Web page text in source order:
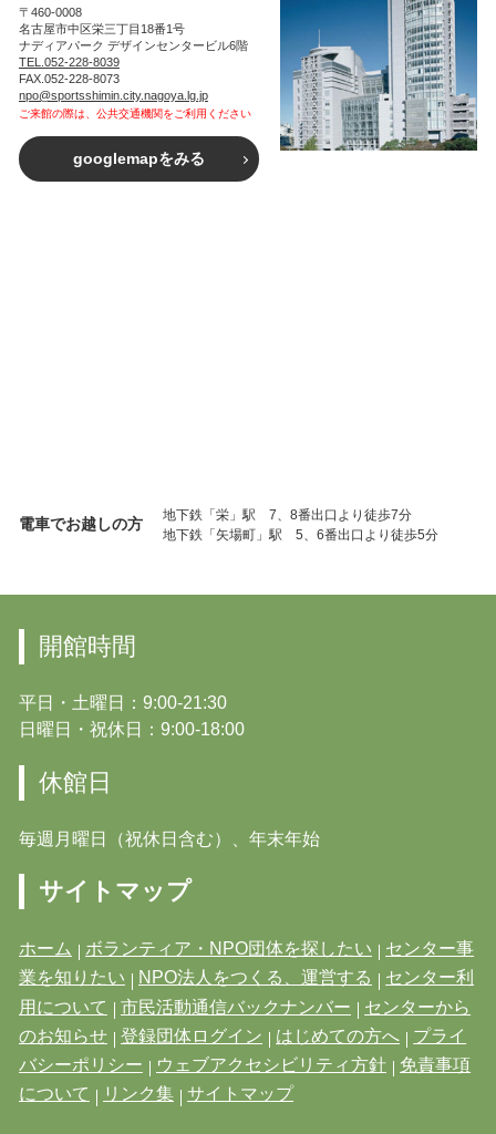
〒460-0008
名古屋市中区栄三丁目18番1号
ナディアパーク デザインセンタービル6階
TEL.052-228-8039
FAX.052-228-8073
npo@sportsshimin.city.nagoya.lg.jp
ご来館の際は、公共交通機関をご利用ください
googlemapをみる
電車でお越しの方
地下鉄「栄」駅 7、8番出口より徒歩7分
地下鉄「矢場町」駅 5、6番出口より徒歩5分
開館時間
平日・土曜日：9:00-21:30
日曜日・祝休日：9:00-18:00
休館日
毎週月曜日（祝休日含む）、年末年始
サイトマップ
ホーム ボランティア・NPO団体を探したい
センター事
業を知りたい
NPO法人をつくる、運営する
センター利
用について
市民活動通信バックナンバー
センターから
のお知らせ
登録団体ログイン はじめての方へ
プライ
バシーポリシー
ウェブアクセシビリティ方針
免責事項
について
リンク集 サイトマップ